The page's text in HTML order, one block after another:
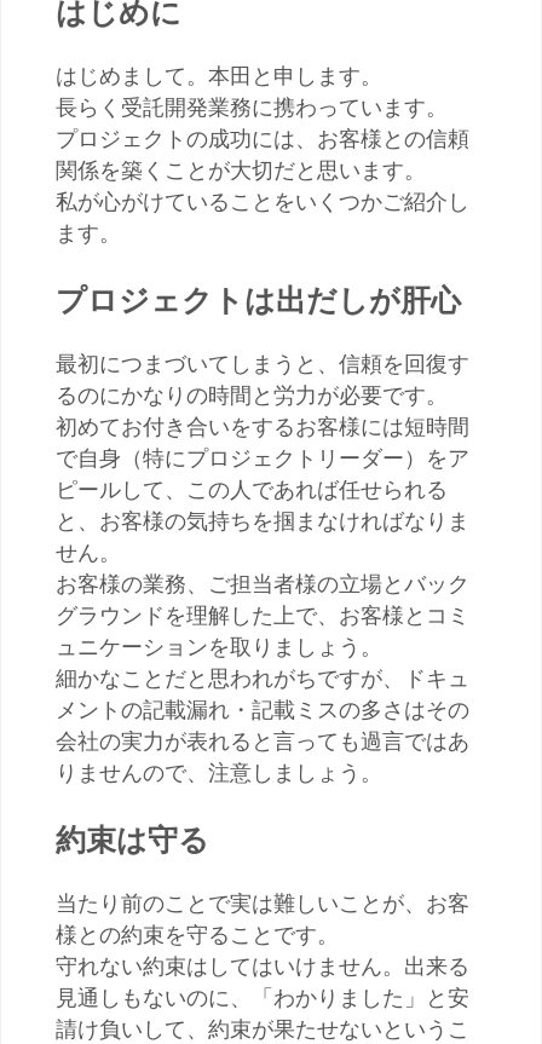
はじめに
はじめまして。本田と申します。
長らく受託開発業務に携わっています。
プロジェクトの成功には、お客様との信頼
関係を築くことが大切だと思います。
私が心がけていることをいくつかご紹介し
ます。
プロジェクトは出だしが肝心
最初につまづいてしまうと、信頼を回復す
るのにかなりの時間と労力が必要です。
初めてお付き合いをするお客様には短時間
で自身（特にプロジェクトリーダー）をア
ピールして、この人であれば任せられる
と、お客様の気持ちを掴まなければなりま
せん。
お客様の業務、ご担当者様の立場とバック
グラウンドを理解した上で、お客様とコミ
ュニケーションを取りましょう。
細かなことだと思われがちですが、ドキュ
メントの記載漏れ・記載ミスの多さはその
会社の実力が表れると言っても過言ではあ
りませんので、注意しましょう。
約束は守る
当たり前のことで実は難しいことが、お客
様との約束を守ることです。
守れない約束はしてはいけません。出来る
見通しもないのに、「わかりました」と安
請け負いして、約束が果たせないというこ